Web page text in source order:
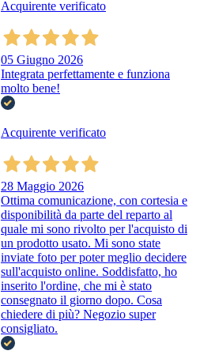
Acquirente verificato
05 Giugno 2026
Integrata perfettamente e funziona
molto bene!
Acquirente verificato
28 Maggio 2026
Ottima comunicazione, con cortesia e
disponibilità da parte del reparto al
quale mi sono rivolto per l'acquisto di
un prodotto usato. Mi sono state
inviate foto per poter meglio decidere
sull'acquisto online. Soddisfatto, ho
inserito l'ordine, che mi è stato
consegnato il giorno dopo. Cosa
chiedere di più? Negozio super
consigliato.